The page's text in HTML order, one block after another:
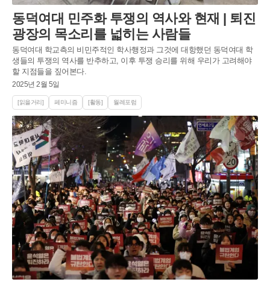
동덕여대 민주화 투쟁의 역사와 현재 | 퇴진
광장의 목소리를 넓히는 사람들
동덕여대 학교측의 비민주적인 학사행정과 그것에 대항했던 동덕여대 학
생들의 투쟁의 역사를 반추하고, 이후 투쟁 승리를 위해 우리가 고려해야
할 지점들을 짚어본다.
2025년 2월 5일
[읽을거리] 페미니즘 [활동] 월례포럼